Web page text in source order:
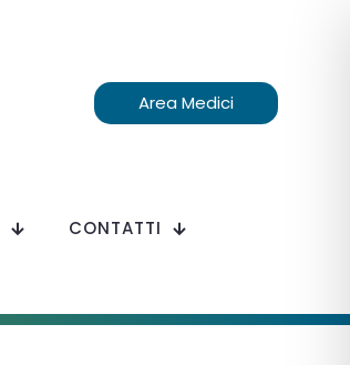
Area Medici
CONTATTI